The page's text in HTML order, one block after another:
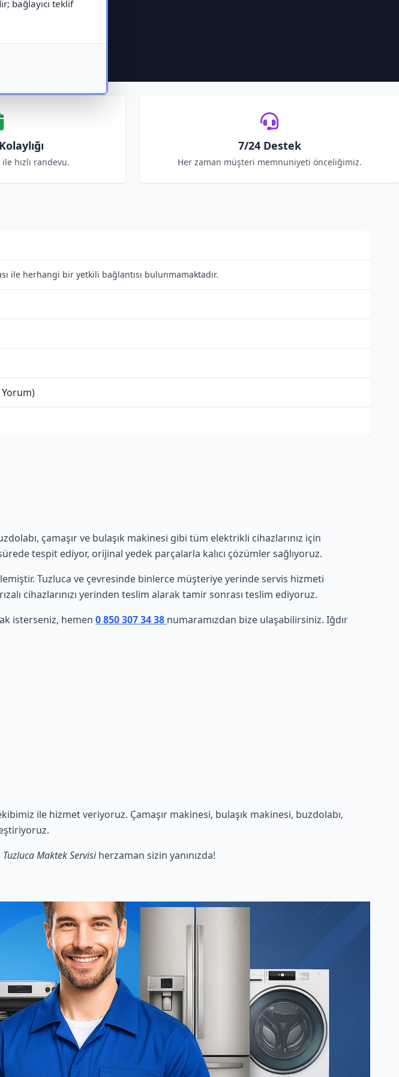
bağlayıcı teklif
hızlı randevu.
7/24 Destek
Her zaman müşteri memnuniyeti önceliğimiz.
ile herhangi bir yetkili bağlantısı bulunmamaktadır.
çamaşır ve bulaşık makinesi gibi tüm elektrikli cihazlarınız için
tespit ediyor, orijinal yedek parçalarla kalıcı çözümler sağlıyoruz.
Tuzluca ve çevresinde binlerce müşteriye yerinde servis hizmeti
cihazlarınızı yerinden teslim alarak tamir sonrası teslim ediyoruz.
isterseniz, hemen 0 850 307 34 38 numaramızdan bize ulaşabilirsiniz. Iğdır
ile hizmet veriyoruz. Çamaşır makinesi, bulaşık makinesi, buzdolabı,
Tuzluca Maktek Servisiherzaman sizin yanınızda!